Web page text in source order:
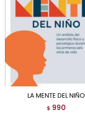
LA MENTE DEL NIÑO
$ 990